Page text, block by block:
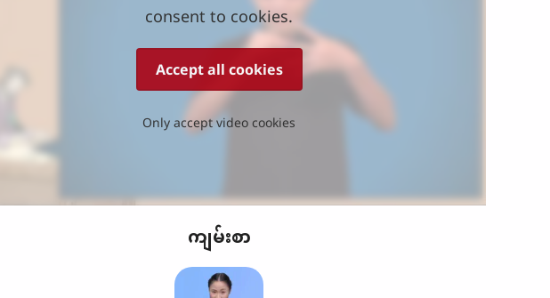
consent to cookies.
Accept all cookies
Only accept video cookies
ကျမ်းစာ